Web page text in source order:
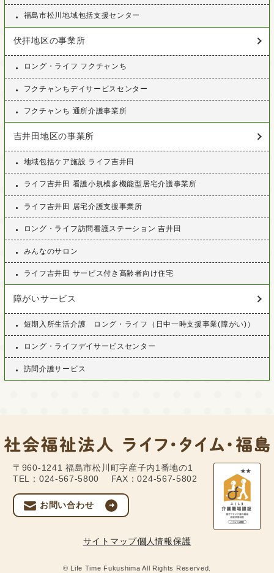
福島市松川地域包括支援センター
伏拝地区の事業所
ロング・ライフ フクチャンち
フクチャンちデイサービスセンター
フクチャンち 通所介護事業所
吉井田地区の事業所
地域包括ケア施設 ライフ吉井田
ライフ吉井田 看護小規模多機能型居宅介護事業所
ライフ吉井田 居宅介護支援事業所
ロング・ライフ訪問看護ステーション 吉井田
みんなのサロン
ライフ吉井田 サービス付き高齢者向け住宅
障がいサービス
短期入所生活介護 ロング・ライフ（日中一時支援事業(障がい)）
ロング・ライフデイサービスセンター
訪問介護サービス
〒960-1241 福島市松川町字産子内1番地の1
TEL：024-567-5800
FAX：024-567-5802
お問い合わせ
サイトマップ個人情報保護
© Life Time Fukushima All Rights Reserved.